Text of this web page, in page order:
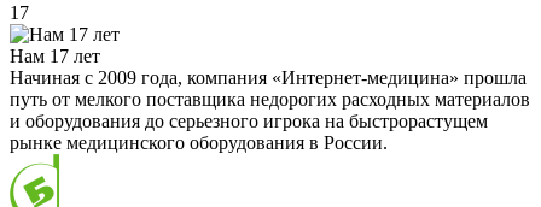
17
Нам 17 лет
Начиная с 2009 года, компания «Интернет-медицина» прошла
путь от мелкого поставщика недорогих расходных материалов
и оборудования до серьезного игрока на быстрорастущем
рынке медицинского оборудования в России.